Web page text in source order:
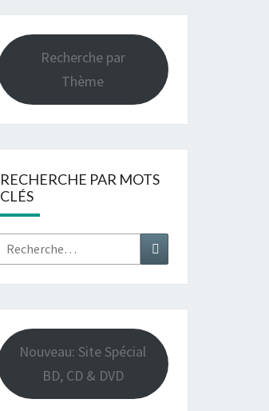
Recherche par
Thème
RECHERCHE PAR MOTS
CLÉS
Rechercher : Recherche
Nouveau: Site Spécial
BD, CD & DVD